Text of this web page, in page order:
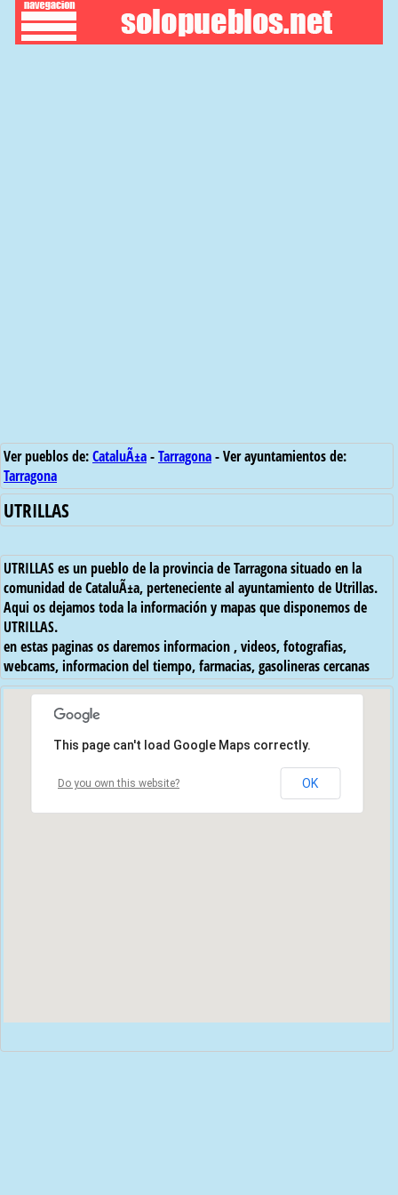
Ver pueblos de:CataluÃ±a-Tarragona- Ver ayuntamientos de:
Tarragona
UTRILLAS
UTRILLAS es un pueblo de la provincia de Tarragona situado en la
comunidad de CataluÃ±a, perteneciente al ayuntamiento de Utrillas.
Aqui os dejamos toda la información y mapas que disponemos de
UTRILLAS.
en estas paginas os daremos informacion , videos, fotografias,
webcams, informacion del tiempo, farmacias, gasolineras cercanas
This page can't load Google Maps correctly.
Do you own this website? OK